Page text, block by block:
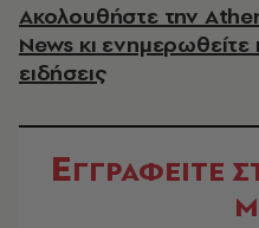
Ακολουθήστε την
News κι ενημερωθείτε
ειδήσεις
ΕΓΓΡΑΦΕΙΤΕ